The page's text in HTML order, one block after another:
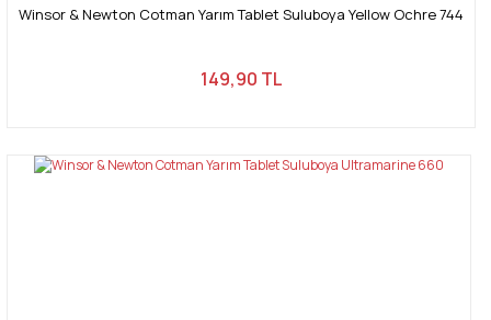
Winsor & Newton Cotman Yarım Tablet Suluboya Yellow Ochre 744
149,90 TL